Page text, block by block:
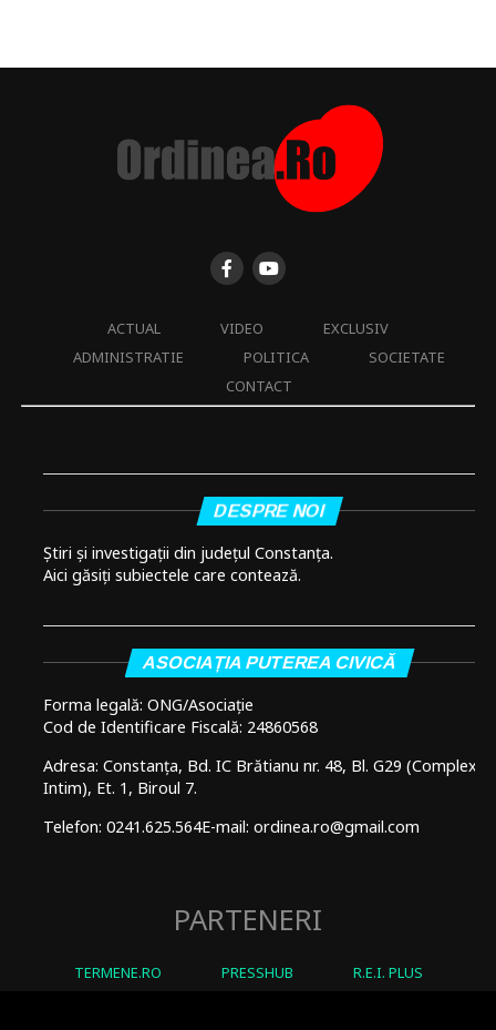
ACTUAL VIDEO
EXCLUSIV
ADMINISTRATIE
POLITICA
SOCIETATE
CONTACT
DESPRE NOI
Știri și investigații din județul Constanța.
Aici găsiți subiectele care contează.
ASOCIAȚIA PUTEREA CIVICĂ
Forma legală: ONG/Asociație
Cod de Identificare Fiscală: 24860568
Adresa: Constanța, Bd. IC Brătianu nr. 48, Bl. G29 (Complex
Intim), Et. 1, Biroul 7.
Telefon: 0241.625.564E-mail: ordinea.ro@gmail.com
PARTENERI
TERMENE.RO PRESSHUB R.E.I. PLUS